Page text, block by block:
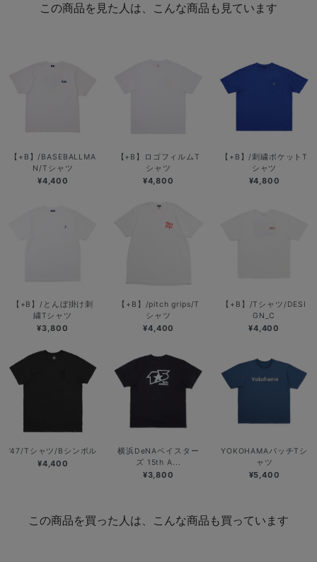
この商品を見た人は、こんな商品も見ています
【+B】/BASEBALLMA
N/Tシャツ
¥4,400
【+B】ロゴフィルムT
シャツ
¥4,800
【+B】/刺繍ポケットT
シャツ
¥4,800
【+B】/とんぼ掛け刺
繍Tシャツ
¥3,800
【+B】/pitch grips/T
シャツ
¥4,400
【+B】/Tシャツ/DESI
GN_C
¥4,400
’47/Tシャツ/Bシンボル
¥4,400
横浜DeNAベイスター
ズ 15th A...
¥3,800
YOKOHAMAパッチTシ
ャツ
¥5,400
この商品を買った人は、こんな商品も買っています